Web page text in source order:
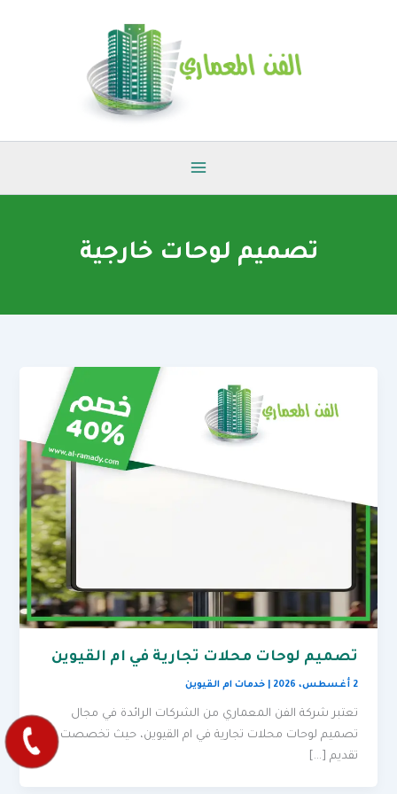
تصميم لوحات خارجية
تصميم لوحات محلات تجارية في ام القيوين
2 أغسطس، 2026 |خدمات ام القيوين
تعتبر شركة الفن المعماري من الشركات الرائدة في مجال
تصميم لوحات محلات تجارية في ام القيوين، حيث تخصصت في
تقديم […]